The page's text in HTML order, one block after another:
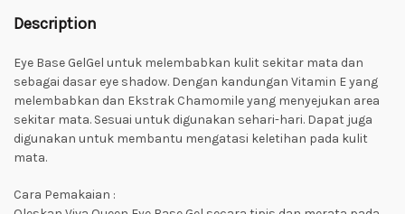
Description
Eye Base GelGel untuk melembabkan kulit sekitar mata dan
sebagai dasar eye shadow. Dengan kandungan Vitamin E yang
melembabkan dan Ekstrak Chamomile yang menyejukan area
sekitar mata. Sesuai untuk digunakan sehari-hari. Dapat juga
digunakan untuk membantu mengatasi keletihan pada kulit
mata.
Cara Pemakaian :